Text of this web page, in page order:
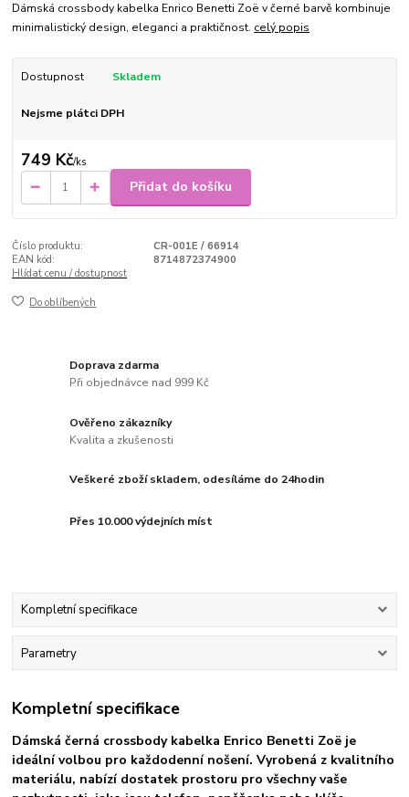
Dámská crossbody kabelka Enrico Benetti Zoë v černé barvě kombinuje
minimalistický design, eleganci a praktičnost. celý popis
Dostupnost Skladem
Nejsme plátci DPH
749 Kč/ks
Přidat do košíku
Číslo produktu:
CR-001E / 66914
EAN kód:
8714872374900
Hlídat cenu / dostupnost
Do oblíbených
Doprava zdarma
Při objednávce nad 999 Kč
Ověřeno zákazníky
Kvalita a zkušenosti
Veškeré zboží skladem, odesíláme do 24hodin
Přes 10.000 výdejních míst
Kompletní specifikace
Parametry
Kompletní specifikace
Dámská černá crossbody kabelka Enrico Benetti Zoë je
ideální volbou pro každodenní nošení. Vyrobená z kvalitního
materiálu, nabízí dostatek prostoru pro všechny vaše